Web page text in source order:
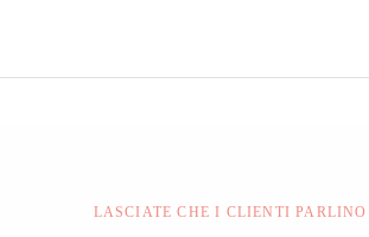
LASCIATE CHE I CLIENTI PARLINO